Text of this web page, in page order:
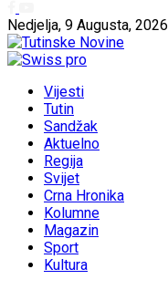
Nedjelja, 9 Augusta, 2026
Vijesti
Tutin
Sandžak
Aktuelno
Regija
Svijet
Crna Hronika
Kolumne
Magazin
Sport
Kultura